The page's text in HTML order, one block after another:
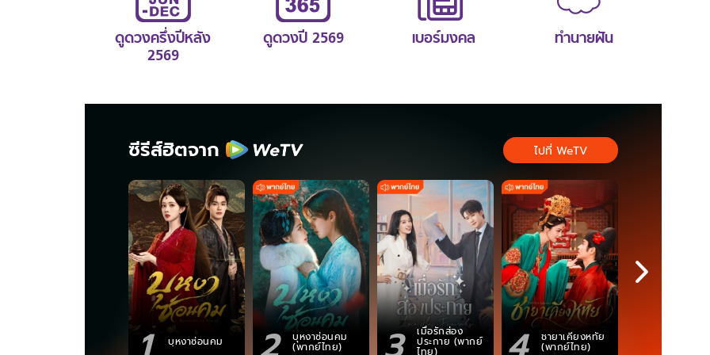
ดูดวงครึ่งปีหลัง
2569
ดูดวงปี 2569 เบอร์มงคล ทำนายฝัน
ซีรีส์ฮิตจาก
บุหงาซ่อนคม บุหงาซ่อนคม
(พากย์ไทย)
เมื่อรักส่อง
ประกาย (พากย์
ไทย)
ชายาเคียงหทัย
(พากย์ไทย)
ไปที่ WeTV